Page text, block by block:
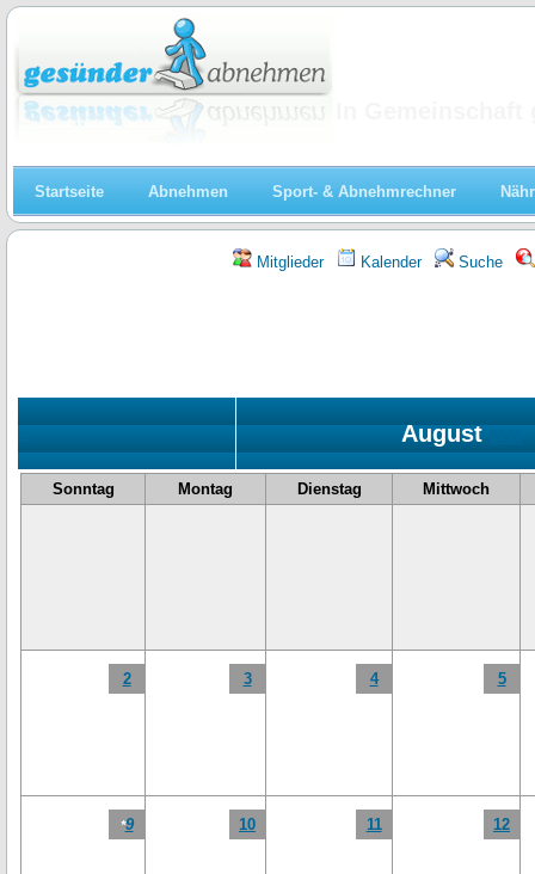
Startseite Abnehmen Sport- & Abnehmrechner
Mitglieder Kalender Suche
August
Sonntag Montag Dienstag Mittwoch
2 3 4 5
*9 10 11 12